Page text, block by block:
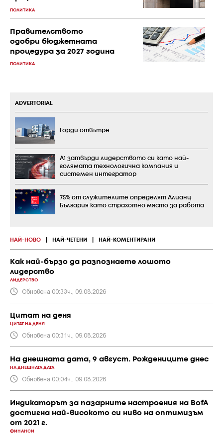
ПОЛИТИКА
Правителството
одобри бюджетната
процедура за 2027 година
ПОЛИТИКА
НАЙ-НОВО НАЙ-ЧЕТЕНИ НАЙ-КОМЕНТИРАНИ
Как най-бързо да разпознаете лошото
лидерство
ЛИДЕРСТВО
Обновена 00:33ч., 09.08.2026
Цитат на деня
ЦИТАТ НА ДЕНЯ
Обновена 00:31ч., 09.08.2026
На днешната дата, 9 август. Рождениците днес
НА ДНЕШНАТА ДАТА
Обновена 00:04ч., 09.08.2026
Индикаторът за пазарните настроения на BofA
достигна най-високото си ниво на оптимизъм
от 2021 г.
ФИНАНСИ
ADVERTORIAL
Горди отвътре
А1 затвърди лидерството си като най-
голямата технологична компания и
системен интегратор
75% от служителите определят Алианц
България като страхотно място за работа